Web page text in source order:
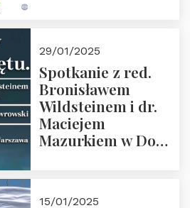
29/01/2025
Spotkanie z red.
Bronisławem
Wildsteinem i dr.
Maciejem
Mazurkiem w Domu
15/01/2025